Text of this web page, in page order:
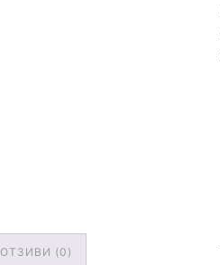
ОТЗИВИ (0)